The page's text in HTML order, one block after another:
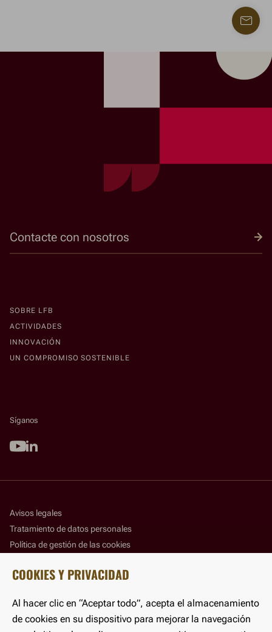
Contacte con nosotros
SOBRE LFB
ACTIVIDADES
INNOVACIÓN
UN COMPROMISO SOSTENIBLE
Síganos
Youtube
Linkedin
Avisos legales
Tratamiento de datos personales
Política de gestión de las cookies
Accesibilidad
©LFB 2025
COOKIES Y PRIVACIDAD
Al hacer clic en “Aceptar todo”, acepta el almacenamiento
de cookies en su dispositivo para mejorar la navegación